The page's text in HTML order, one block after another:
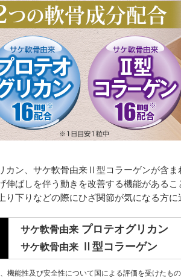
カン、サケ軟骨由来Ⅱ型コラーゲンが含ま
伸ばしを伴う動きを改善する機能がある
下りなどの際にひざ関節が気になる方に
サケ軟骨由来プロテオグリカン
サケ軟骨由来Ⅱ型コラーゲン
機能性及び安全性について国による評価を受けたも